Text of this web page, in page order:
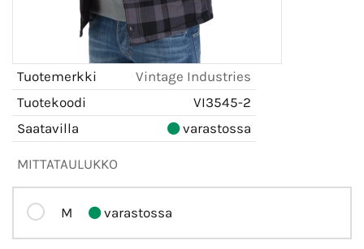
Tuotemerkki
Vintage Industries
Tuotekoodi
VI3545-2
Saatavilla
varastossa
MITTATAULUKKO
M varastossa